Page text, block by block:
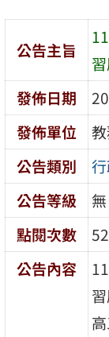
區
公告主旨
發佈日期
發佈單位
公告類別
公告等級
無
點閱次數
公告內容